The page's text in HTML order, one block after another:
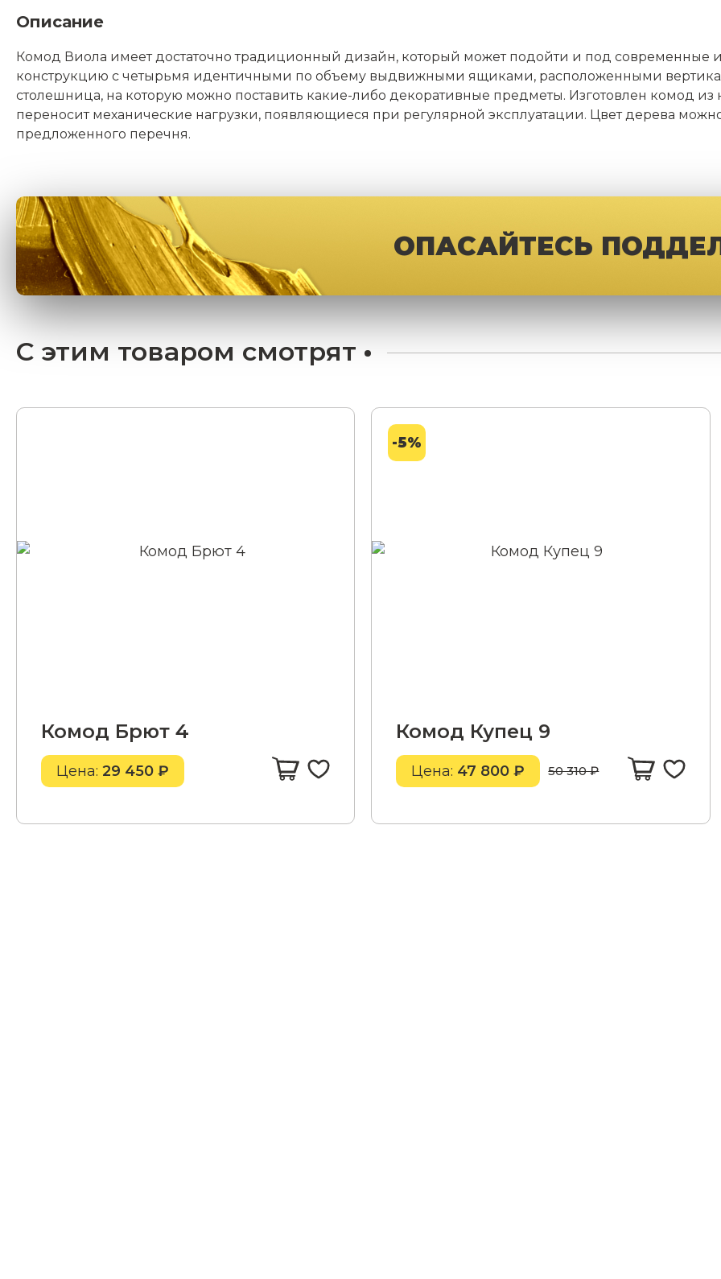
Описание
Комод Виола имеет достаточно традиционный дизайн, который может подойти и под современные
конструкцию с четырьмя идентичными по объему выдвижными ящиками, расположенными
столешница, на которую можно поставить какие-либо декоративные предметы. Изготовлен комод
переносит механические нагрузки, появляющиеся при регулярной эксплуатации. Цвет дерева
предложенного перечня.
ОПАСАЙТЕСЬ
С этим товаром смотрят
Комод Брют 4
Цена: 29 450 ₽
-5%
Комод Купец 9
Цена: 47 800 ₽ 50 310 ₽